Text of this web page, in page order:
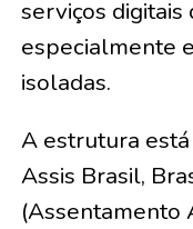
serviços digitais
especialmente
isoladas.
A estrutura
Assis Brasil,
(Assentamento